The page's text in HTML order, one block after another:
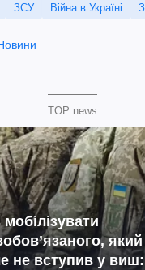
ЗСУ Війна в Україні
TOP news
який
не вступив у виш: